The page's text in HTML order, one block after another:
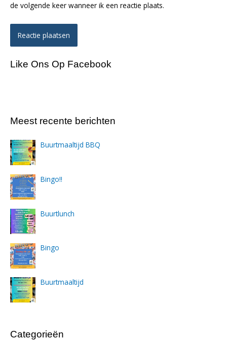
de volgende keer wanneer ik een reactie plaats.
Like Ons Op Facebook
Meest recente berichten
Buurtmaaltijd BBQ
Bingo!!
Buurtlunch
Bingo
Buurtmaaltijd
Categorieën